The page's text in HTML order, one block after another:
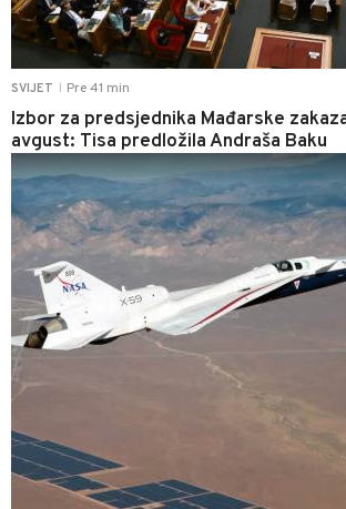
SVIJET Pre 41 min
Izbor za predsjednika Mađarske
avgust: Tisa predložila Andraša Baku